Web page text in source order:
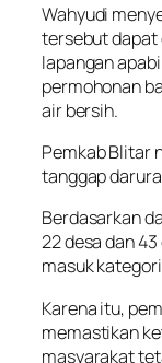
Wahyudi
tersebut dapat
lapangan
permohonan
air bersih.
Pemkab Blitar
tanggap
Berdasarkan
22 desa dan
masuk
Karena itu,
memastikan
masyarakat